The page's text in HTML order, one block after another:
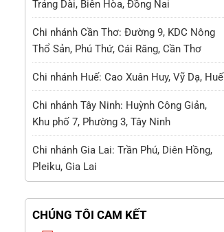
Trảng Dài, Biên Hòa, Đồng Nai
Chi nhánh Cần Thơ: Đường 9, KDC Nông
Thổ Sản, Phú Thứ, Cái Răng, Cần Thơ
Chi nhánh Huế: Cao Xuân Huy, Vỹ Dạ, Huế
Chi nhánh Tây Ninh: Huỳnh Công Giản,
Khu phố 7, Phường 3, Tây Ninh
Chi nhánh Gia Lai: Trần Phú, Diên Hồng,
Pleiku, Gia Lai
CHÚNG TÔI CAM KẾT